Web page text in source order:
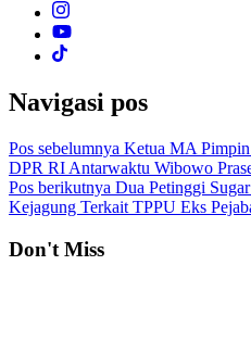
Navigasi pos
Pos sebelumnya Ketua MA Pimpin
DPR RI Antarwaktu Wibowo
Pos berikutnya Dua Petinggi
Kejagung Terkait TPPU Eks
Don't Miss